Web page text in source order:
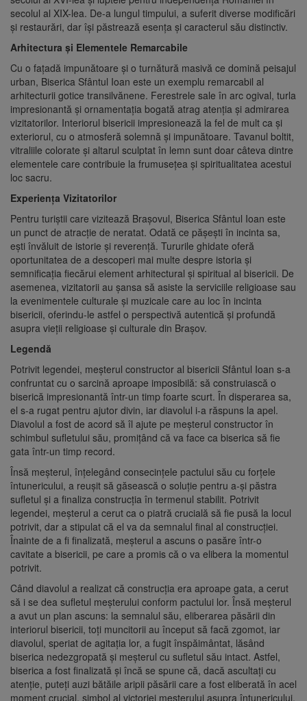
secolul al XIX-lea. De-a lungul timpului, a suferit diverse modificări
și restaurări, dar își păstrează esența și caracterul său distinctiv.
Arhitectura și Elementele Remarcabile
Cu o fațadă impunătoare și o turnătură masivă ce domină peisajul
urban, Biserica Sfântul Ioan este un exemplu remarcabil al
arhitecturii gotice transilvănene. Ferestrele sale în arc ogival, turla
impresionantă și ornamentația bogată atrag atenția și admirarea
vizitatorilor. Interiorul bisericii impresionează la fel de mult ca și
exteriorul, cu o atmosferă solemnă și impunătoare. Tavanul boltit,
vitraliile colorate și altarul sculptat în lemn sunt doar câteva dintre
elementele care contribuie la frumusețea și spiritualitatea acestui
loc sacru.
Experiența Vizitatorilor
Pentru turiștii care vizitează Brașovul, Biserica Sfântul Ioan este
un punct de atracție de neratat. Odată ce pășești în incinta sa,
ești învăluit de istorie și reverență. Tururile ghidate oferă
oportunitatea de a descoperi mai multe despre istoria și
semnificația fiecărui element arhitectural și spiritual al bisericii. De
asemenea, vizitatorii au șansa să asiste la serviciile religioase sau
la evenimentele culturale și muzicale care au loc în incinta
bisericii, oferindu-le astfel o perspectivă autentică și profundă
asupra vieții religioase și culturale din Brașov.
Legendă
Potrivit legendei, meșterul constructor al bisericii Sfântul Ioan s-a
confruntat cu o sarcină aproape imposibilă: să construiască o
biserică impresionantă într-un timp foarte scurt. În disperarea sa,
el s-a rugat pentru ajutor divin, iar diavolul i-a răspuns la apel.
Diavolul a fost de acord să îl ajute pe meșterul constructor în
schimbul sufletului său, promițând că va face ca biserica să fie
gata într-un timp record.
Însă meșterul, înțelegând consecințele pactului său cu forțele
întunericului, a reușit să găsească o soluție pentru a-și păstra
sufletul și a finaliza construcția în termenul stabilit. Potrivit
legendei, meșterul a cerut ca o piatră crucială să fie pusă la locul
potrivit, dar a stipulat că el va da semnalul final al construcției.
Înainte de a fi finalizată, meșterul a ascuns o pasăre într-o
cavitate a bisericii, pe care a promis că o va elibera la momentul
potrivit.
Când diavolul a realizat că construcția era aproape gata, a cerut
să i se dea sufletul meșterului conform pactului lor. Însă meșterul
a avut un plan ascuns: la semnalul său, eliberarea păsării din
interiorul bisericii, toți muncitorii au început să facă zgomot, iar
diavolul, speriat de agitația lor, a fugit înspăimântat, lăsând
biserica nedezgropată și meșterul cu sufletul său intact. Astfel,
biserica a fost finalizată și încă se spune că, dacă ascultați cu
atenție, puteți auzi bătăile aripii păsării care a fost eliberată în acel
moment crucial, simbol al victoriei meșterului asupra întunericului.